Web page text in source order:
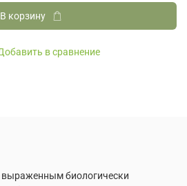
в сравнение
В корзину
биологически